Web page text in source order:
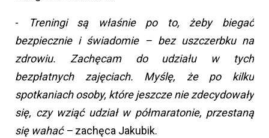
-
Treningi są właśnie po to, żeby biegać
bezpiecznie i świadomie – bez uszczerbku na
zdrowiu. Zachęcam do udziału w tych
bezpłatnych zajęciach. Myślę, że po kilku
spotkaniach osoby, które jeszcze nie zdecydowały
się, czy wziąć udział w półmaratonie, przestaną
się wahać – zachęca Jakubik.